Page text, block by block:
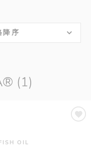
降序
(1)
OIL